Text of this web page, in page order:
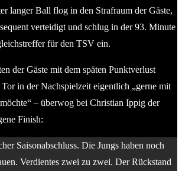
langer Ball flog in den Strafraum der Gäste,
verteidigt und schlug in der 93. Minute
für den TSV ein.
der Gäste mit dem späten Punktverlust
in der Nachspielzeit eigentlich „gerne mit
– überwog bei Christian Ippig der
Finish:
Saisonabschluss. Die Jungs haben noch
Verdientes zwei zu zwei. Der Rückstand